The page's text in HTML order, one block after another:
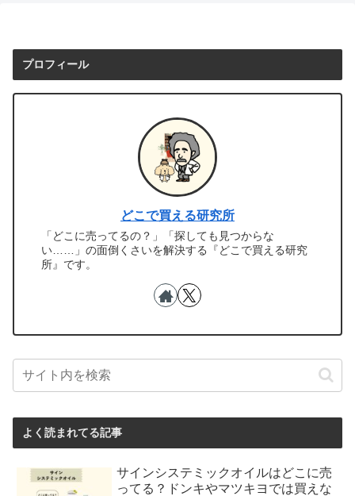
プロフィール
どこで買える研究所
「どこに売ってるの？」「探しても見つからな
い……」の面倒くさいを解決する『どこで買える研究
所』です。
よく読まれてる記事
サインシステミックオイルはどこに売
ってる？ドンキやマツキヨでは買えな